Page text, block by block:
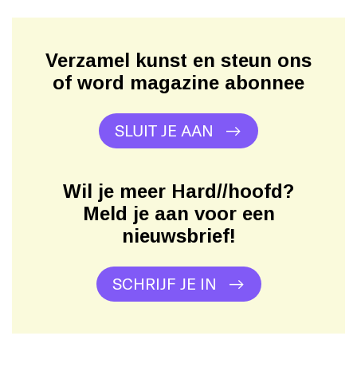
Verzamel kunst en steun ons
of word magazine abonnee
SLUIT JE AAN
Wil je meer Hard//hoofd?
Meld je aan voor een
nieuwsbrief!
SCHRIJF JE IN